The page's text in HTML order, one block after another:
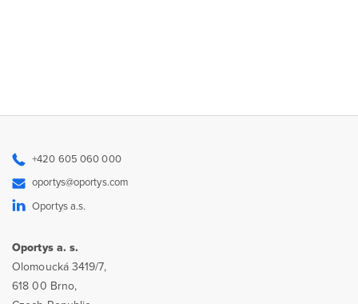
+420 605 060 000
oportys@oportys.com
Oportys a.s.
Oportys a. s.
Olomoucká 3419/7,
618 00 Brno,